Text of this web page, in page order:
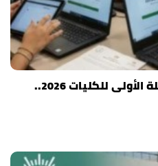
آخر موعد تقديم أوراق المرحلة الأولى للكليات 2026..